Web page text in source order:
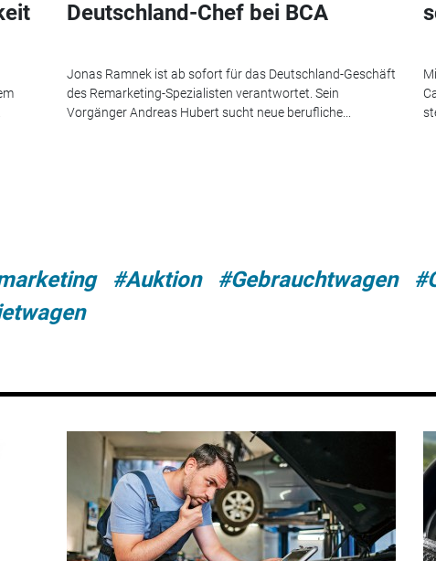
Deutschland-Chef bei BCA
Jonas Ramnek ist ab sofort für das Deutschland-Geschäft
des Remarketing-Spezialisten verantwortet. Sein
Vorgänger Andreas Hubert sucht neue berufliche...
#Auktion #Gebrauchtwagen